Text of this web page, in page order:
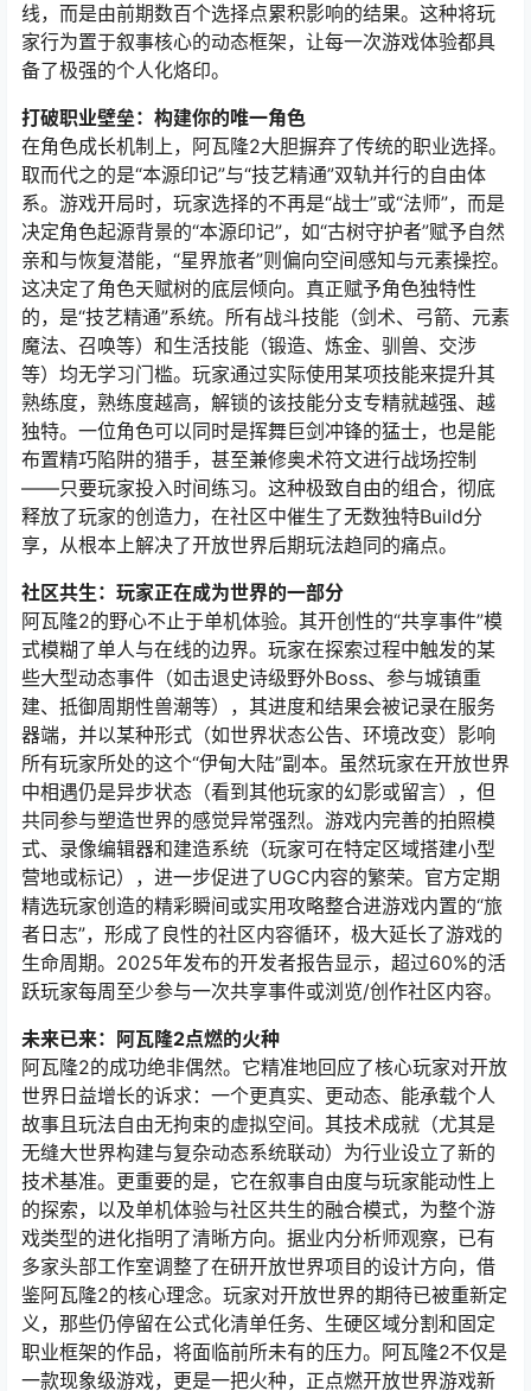
线，而是由前期数百个选择点累积影响的结果。这种将玩
家行为置于叙事核心的动态框架，让每一次游戏体验都具
备了极强的个人化烙印。
打破职业壁垒：构建你的唯一角色
在角色成长机制上，阿瓦隆2大胆摒弃了传统的职业选择。
取而代之的是“本源印记”与“技艺精通”双轨并行的自由体
系。游戏开局时，玩家选择的不再是“战士”或“法师”，而是
决定角色起源背景的“本源印记”，如“古树守护者”赋予自然
亲和与恢复潜能，“星界旅者”则偏向空间感知与元素操控。
这决定了角色天赋树的底层倾向。真正赋予角色独特性
的，是“技艺精通”系统。所有战斗技能（剑术、弓箭、元素
魔法、召唤等）和生活技能（锻造、炼金、驯兽、交涉
等）均无学习门槛。玩家通过实际使用某项技能来提升其
熟练度，熟练度越高，解锁的该技能分支专精就越强、越
独特。一位角色可以同时是挥舞巨剑冲锋的猛士，也是能
布置精巧陷阱的猎手，甚至兼修奥术符文进行战场控制
——只要玩家投入时间练习。这种极致自由的组合，彻底
释放了玩家的创造力，在社区中催生了无数独特Build分
享，从根本上解决了开放世界后期玩法趋同的痛点。
社区共生：玩家正在成为世界的一部分
阿瓦隆2的野心不止于单机体验。其开创性的“共享事件”模
式模糊了单人与在线的边界。玩家在探索过程中触发的某
些大型动态事件（如击退史诗级野外Boss、参与城镇重
建、抵御周期性兽潮等），其进度和结果会被记录在服务
器端，并以某种形式（如世界状态公告、环境改变）影响
所有玩家所处的这个“伊甸大陆”副本。虽然玩家在开放世界
中相遇仍是异步状态（看到其他玩家的幻影或留言），但
共同参与塑造世界的感觉异常强烈。游戏内完善的拍照模
式、录像编辑器和建造系统（玩家可在特定区域搭建小型
营地或标记），进一步促进了UGC内容的繁荣。官方定期
精选玩家创造的精彩瞬间或实用攻略整合进游戏内置的“旅
者日志”，形成了良性的社区内容循环，极大延长了游戏的
生命周期。2025年发布的开发者报告显示，超过60%的活
跃玩家每周至少参与一次共享事件或浏览/创作社区内容。
未来已来：阿瓦隆2点燃的火种
阿瓦隆2的成功绝非偶然。它精准地回应了核心玩家对开放
世界日益增长的诉求：一个更真实、更动态、能承载个人
故事且玩法自由无拘束的虚拟空间。其技术成就（尤其是
无缝大世界构建与复杂动态系统联动）为行业设立了新的
技术基准。更重要的是，它在叙事自由度与玩家能动性上
的探索，以及单机体验与社区共生的融合模式，为整个游
戏类型的进化指明了清晰方向。据业内分析师观察，已有
多家头部工作室调整了在研开放世界项目的设计方向，借
鉴阿瓦隆2的核心理念。玩家对开放世界的期待已被重新定
义，那些仍停留在公式化清单任务、生硬区域分割和固定
职业框架的作品，将面临前所未有的压力。阿瓦隆2不仅是
一款现象级游戏，更是一把火种，正点燃开放世界游戏新